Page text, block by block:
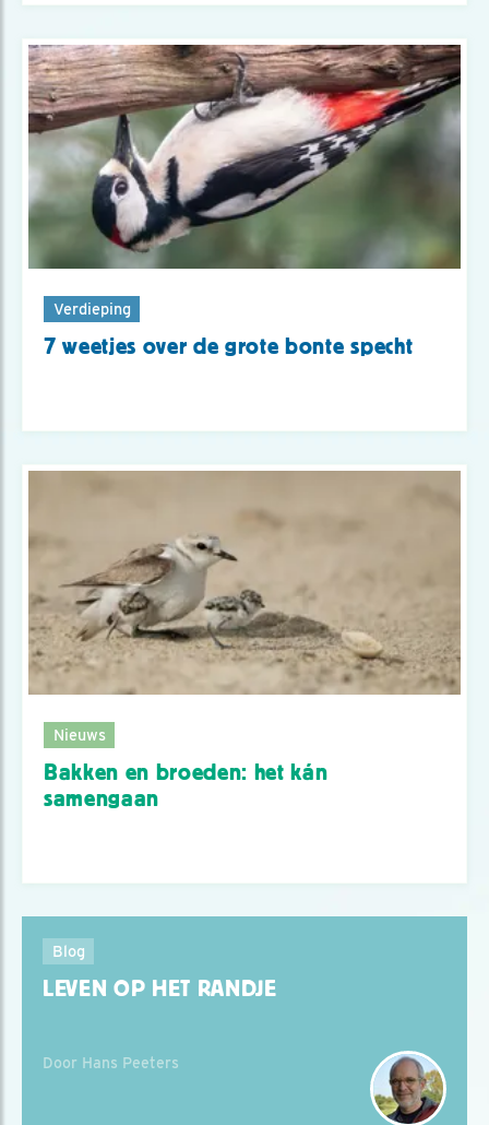
Verdieping
7 weetjes over de grote bonte specht
Nieuws
Bakken en broeden: het kán
samengaan
Blog
LEVEN OP HET RANDJE
Door Hans Peeters